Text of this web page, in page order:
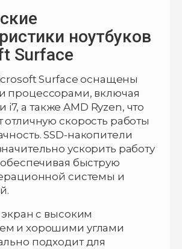
ноутбуков
Surface
Surface оснащены
процессорами, включая
i7, а также AMD Ryzen, что
отличную скорость работы
SSD-накопители
ускорить работу
обеспечивая быструю
системы и
с высоким
и хорошими углами
подходит для